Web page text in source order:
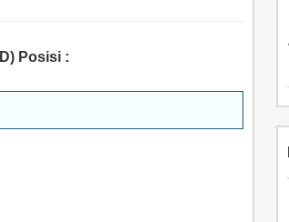
Posisi :